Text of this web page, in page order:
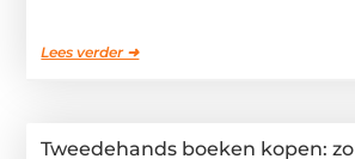
Lees verder ➜
Tweedehands boeken kopen: zo